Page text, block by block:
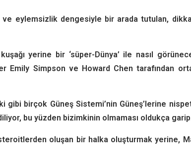
eylemsizlik dengesiyle bir arada tutulan,
yerine bir ‘süper-Dünya’ ile nasıl
Emily Simpson ve Howard Chen tarafından
gibi birçok Güneş Sistemi’nin Güneş’lerine
bu yüzden bizimkinin olmaması oldukça
oluşan bir halka oluşturmak yerine,